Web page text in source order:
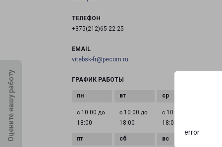
error
Оцените нашу работу
ТЕЛЕФОН
+375(212)65-22-25
EMAIL
vitebsk-fr@pecom.ru
ГРАФИК РАБОТЫ
с 10:00 до
18:00
с 10:00 до
18:00
с 10:00 до
18:00